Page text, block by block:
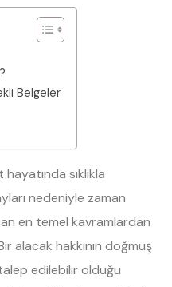
Belgeler
sıklıkla
nedeniyle zaman
en temel kavramlardan
alacak hakkının doğmuş
edilebilir olduğu